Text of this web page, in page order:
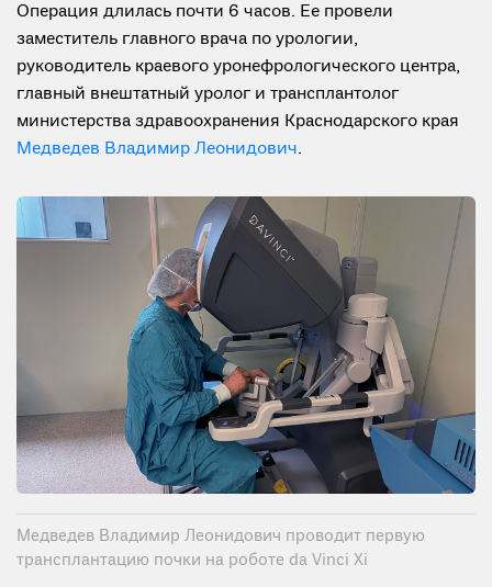
Операция длилась почти 6 часов. Ее провели
заместитель главного врача по урологии,
руководитель краевого уронефрологического центра,
главный внештатный уролог и трансплантолог
министерства здравоохранения Краснодарского края
Медведев Владимир Леонидович.
Медведев Владимир Леонидович проводит первую
трансплантацию почки на роботе da Vinci Xi